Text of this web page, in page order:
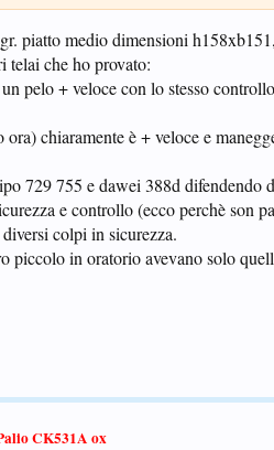
piatto medio dimensioni
telai che ho provato:
pelo + veloce con lo stesso
chiaramente è + veloce e
729 755 e dawei 388d difendendo
e controllo (ecco perchè son
colpi in sicurezza.
piccolo in oratorio avevano solo
CK531A ox